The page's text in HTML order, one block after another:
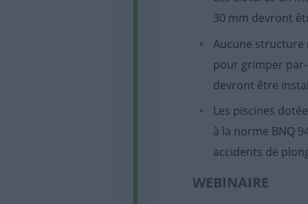
30 mm devront
Aucune structure
pour grimper par-
devront être
Les piscines
à la norme BNQ
accidents de
WEBINAIRE